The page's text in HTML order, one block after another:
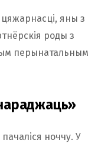
яны з
роды з
перынатальным
ноччу. У